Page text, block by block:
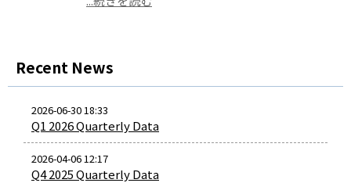
Recent News
2026-06-30 18:33
Q1 2026 Quarterly Data
2026-04-06 12:17
Q4 2025 Quarterly Data